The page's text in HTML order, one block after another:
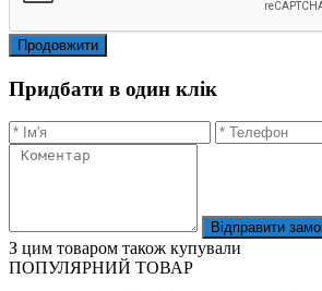
Продовжити
Придбати в один клік
Відправити
З цим товаром також купували
ПОПУЛЯРНИЙ ТОВАР